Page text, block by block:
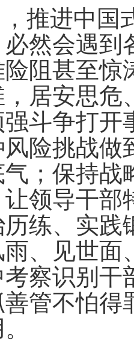
推进中国
然会遇
阻甚至
居安思
斗争打开
险挑战
；保持战
领导干
练、实
、见世
察识别
管不怕